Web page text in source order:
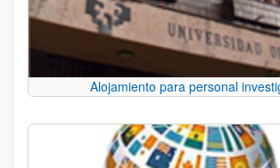
Alojamiento para personal